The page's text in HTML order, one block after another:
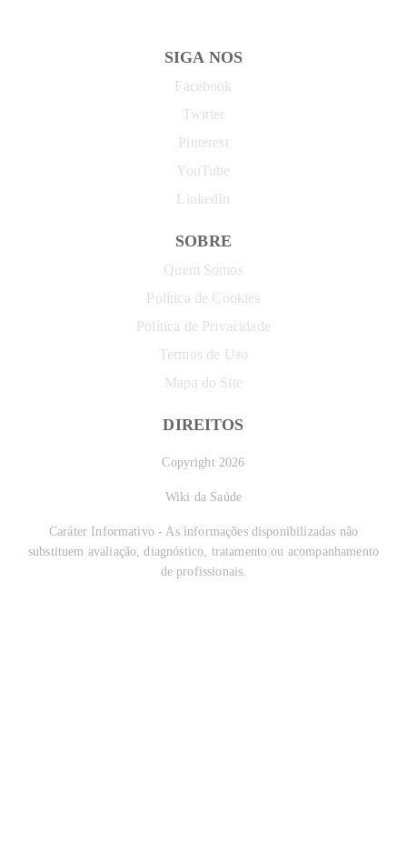
SIGA NOS
Facebook
Twitter
Pinterest
YouTube
LinkedIn
SOBRE
Quem Somos
Política de Cookies
Política de Privacidade
Termos de Uso
Mapa do Site
DIREITOS
Copyright 2026
Wiki da Saúde
Caráter Informativo - As informações disponibilizadas não
substituem avaliação, diagnóstico, tratamento ou acompanhamento
de profissionais.